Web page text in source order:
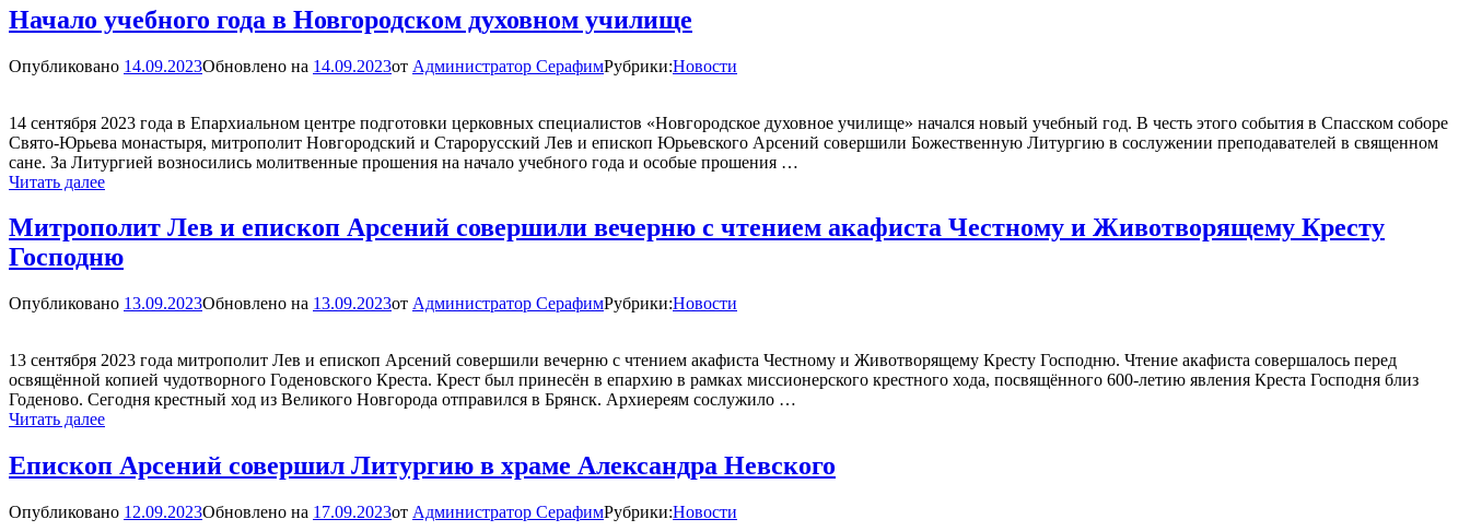
Матери
«Неопалимая
Начало учебного года в Новгородском духовном училище
Опубликовано 14.09.2023Обновлено на 14.09.2023от Администратор СерафимРубрики:Новости
14 сентября 2023 года в Епархиальном центре подготовки церковных специалистов «Новгородское духовное училище» начался новый учебный год. В честь этого события в Спасском соборе
Свято-Юрьева монастыря, митрополит Новгородский и Старорусский Лев и епископ Юрьевского Арсений совершили Божественную Литургию в сослужении преподавателей в священном
сане. За Литургией возносились молитвенные прошения на начало учебного года и особые прошения …
Читать далееНачало
года
в
Новгородском
училище
Митрополит Лев и епископ Арсений совершили вечерню с чтением акафиста Честному и Животворящему Кресту
Господню
Опубликовано 13.09.2023Обновлено на 13.09.2023от Администратор СерафимРубрики:Новости
13 сентября 2023 года митрополит Лев и епископ Арсений совершили вечерню с чтением акафиста Честному и Животворящему Кресту Господню. Чтение акафиста совершалось перед
освящённой копией чудотворного Годеновского Креста. Крест был принесён в епархию в рамках миссионерского крестного хода, посвящённого 600-летию явления Креста Господня близ
Годеново. Сегодня крестный ход из Великого Новгорода отправился в Брянск. Архиереям сослужило …
Читать далееМитрополит
епископ
совершили
Епископ Арсений совершил Литургию в храме Александра Невского
Опубликовано 12.09.2023Обновлено на 17.09.2023от Администратор СерафимРубрики:Новости